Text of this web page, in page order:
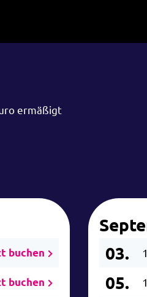
ermäßigt
buchen
buchen
03.
05.